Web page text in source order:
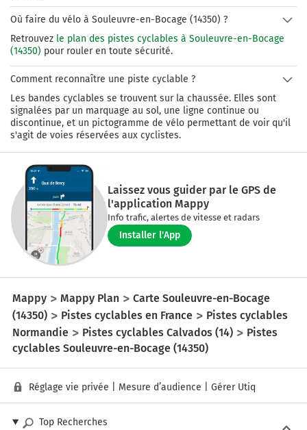
Où faire du vélo à Souleuvre-en-Bocage (14350) ?
Retrouvez le plan des pistes cyclables à Souleuvre-en-Bocage
(14350) pour rouler en toute sécurité.
Comment reconnaître une piste cyclable ?
Les bandes cyclables se trouvent sur la chaussée. Elles sont
signalées par un marquage au sol, une ligne continue ou
discontinue, et un pictogramme de vélo permettant de voir qu'il
s'agit de voies réservées aux cyclistes.
Laissez vous guider par le GPS de
l'application Mappy
Info trafic, alertes de vitesse et radars
Installer l'App
Mappy Mappy Plan
Carte Souleuvre-en-Bocage
(14350)
Pistes cyclables en France
Pistes cyclables
Normandie
Pistes cyclables Calvados (14)
Pistes
cyclables Souleuvre-en-Bocage (14350)
Réglage vie privée Mesure d’audience Gérer Utiq
Top Recherches